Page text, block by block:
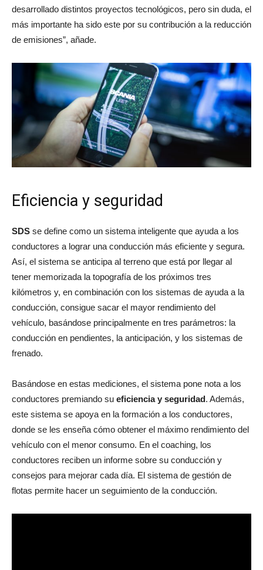
desarrollado distintos proyectos tecnológicos, pero sin duda, el
más importante ha sido este por su contribución a la reducción
de emisiones”, añade.
Eficiencia y seguridad
SDS se define como un sistema inteligente que ayuda a los
conductores a lograr una conducción más eficiente y segura.
Así, el sistema se anticipa al terreno que está por llegar al
tener memorizada la topografía de los próximos tres
kilómetros y, en combinación con los sistemas de ayuda a la
conducción, consigue sacar el mayor rendimiento del
vehículo, basándose principalmente en tres parámetros: la
conducción en pendientes, la anticipación, y los sistemas de
frenado.
Basándose en estas mediciones, el sistema pone nota a los
conductores premiando su eficiencia y seguridad. Además,
este sistema se apoya en la formación a los conductores,
donde se les enseña cómo obtener el máximo rendimiento del
vehículo con el menor consumo. En el coaching, los
conductores reciben un informe sobre su conducción y
consejos para mejorar cada día. El sistema de gestión de
flotas permite hacer un seguimiento de la conducción.